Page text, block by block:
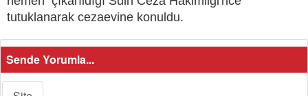
tutuklanarak cezaevine konuldu.
Sende Yorumla...